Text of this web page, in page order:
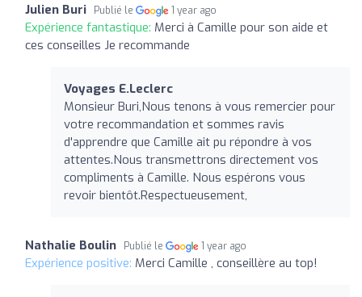
Julien Buri Publié le 1 year ago
Expérience fantastique: Merci à Camille pour son aide et
ces conseilles Je recommande
Voyages E.Leclerc
Monsieur Buri,Nous tenons à vous remercier pour
votre recommandation et sommes ravis
d'apprendre que Camille ait pu répondre à vos
attentes.Nous transmettrons directement vos
compliments à Camille. Nous espérons vous
revoir bientôt.Respectueusement,
Nathalie Boulin Publié le 1 year ago
Expérience positive: Merci Camille , conseillère au top!